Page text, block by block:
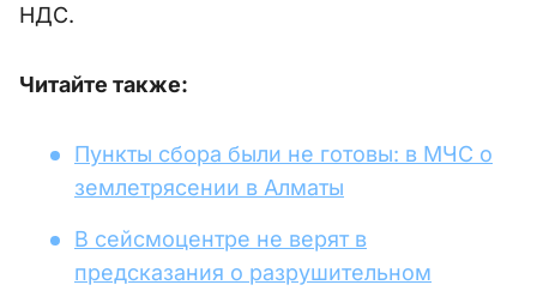
НДС.
Читайте также:
Пункты сбора были не готовы: в МЧС о
землетрясении в Алматы
В сейсмоцентре не верят в
предсказания о разрушительном